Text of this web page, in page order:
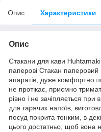
Опис Характеристики
Опис
Стакани для кави
паперові Стакан паперовий
апаратів, дуже комфортно
не протікає, приємно
рівно і не зачіпляється
для гарячих напоїв,
посуд покрита тонким, в
цього достатньо, щоб вона